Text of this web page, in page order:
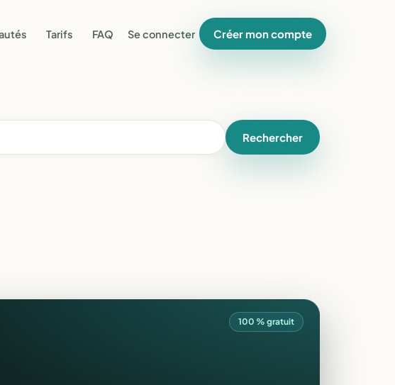
Tarifs FAQ Se connecter Créer mon compte
Rechercher
100 % gratuit